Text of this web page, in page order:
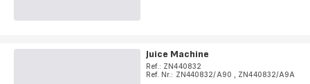
Juice Machine
Ref.: ZN440832
Ref. Nr.: ZN440832/A90
ZN440832/A9A